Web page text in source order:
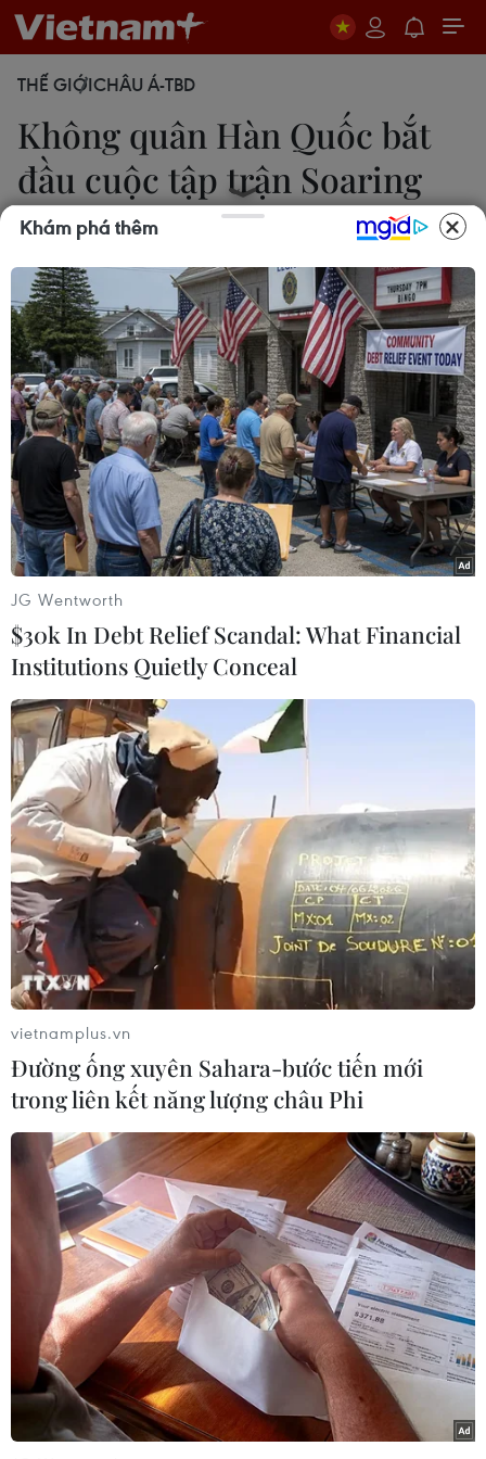
THẾ GIỚICHÂU Á-TBD
Không quân Hàn Quốc bắt
đầu cuộc tập trận Soaring
Eagle
20/06/2022 02:18
Cuộc tập trận diễn ra tại căn cứ của Đơn vị Vũ khí
Máy bay chiến đấu Chiến thuật số 29 ở Cheongju,
cách thủ đô Seoul 137km về phía Nam, huy động
khoảng 200 nhân viên và khoảng 70 máy bay
chiến đấu.
Máy bay của Không quân Hàn Quốc. (Nguồn:
koreaherald.com)
Theo Yonhap, ngày 20/6, Không quân Hàn Quốc
đã bắt đầu cuộc diễn tập tác chiến trên không
định kỳ 6 tháng/lần, mang tên Soaring Eagle,
với sự tham gia của các chiến đấu cơ F-35A và
hàng chục máy bay chiến đấu khác, để đảm bảo
một thế trận sẵn sàng "vững chắc."
Cuộc tập trận kéo dài 5 ngày này diễn ra trong
bối cảnh căng thẳng bắt nguồn từ loạt vụ phóng
tên lửa đạn đạo của Triều Tiên gần đây và đồn
đoán về khả năng Bình Nhưỡng hoàn tất công
tác chuẩn bị cho vụ thử hạt nhân thứ 7.
Theo Không quân, khóa huấn luyện đang diễn
ra tại căn cứ của Đơn vị Vũ khí Máy bay chiến
đấu Chiến thuật số 29 ở Cheongju, cách thủ đô
Seoul 137km về phía Nam, huy động khoảng
200 nhân viên và khoảng 70 máy bay chiến đấu,
bao gồm F-35A, F-15K, KF-16, F-4E, F-5, máy bay
kiểm soát và cảnh báo sớm E-737 và máy bay
Khám phá thêm
JG Wentworth
$30k In Debt Relief Scandal: What Financial
Institutions Quietly Conceal
vietnamplus.vn
Đường ống xuyên Sahara-bước tiến mới
trong liên kết năng lượng châu Phi